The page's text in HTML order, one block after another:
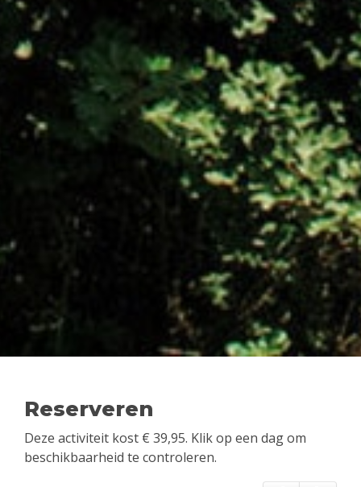
Reserveren
Deze activiteit kost € 39,95. Klik op een dag om
beschikbaarheid te controleren.